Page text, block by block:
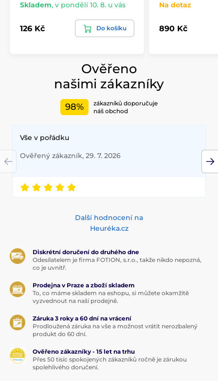
Skladem, v pondělí 10. 8. u vás
126 Kč Do košíku
Na dotaz
890 Kč
Ověřeno
našimi zákazníky
98%
zákazníků doporučuje
náš obchod
Vše v pořádku
Ověřený zákazník, 29. 7. 2026
Další hodnocení na
Heuréka.cz
Diskrétní doručení do druhého dne
Odesílatelem je firma FOTION, s.r.o., takže nikdo nepozná,
co je uvnitř.
Prodejna v Praze a zboží skladem
To, co máme skladem na eshopu, si můžete okamžitě
vyzvednout na naší prodejně.
Záruka 3 roky a 60 dní na vrácení
Prodloužená záruka na vše a možnost vrátit nerozbalený
produkt do 60 dní.
Ověřeno zákazníky - 15 let na trhu
Přes 50 tisíc spokojených zákazníků ročně je zárukou
spolehlivého doručení.